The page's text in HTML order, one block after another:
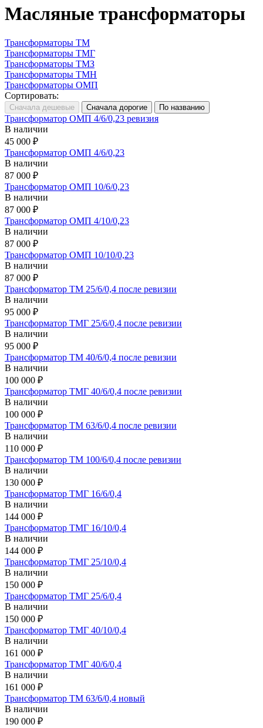
Масляные трансформаторы
Трансформаторы ТМ
Трансформаторы ТМГ
Трансформаторы ТМЗ
Трансформаторы ТМН
Трансформаторы ОМП
Сортировать:
Трансформатор ОМП 4/6/0,23 ревизия
В наличии
45 000 ₽
Трансформатор ОМП 4/6/0,23
В наличии
87 000 ₽
Трансформатор ОМП 10/6/0,23
В наличии
87 000 ₽
Трансформатор ОМП 4/10/0,23
В наличии
87 000 ₽
Трансформатор ОМП 10/10/0,23
В наличии
87 000 ₽
Трансформатор ТМ 25/6/0,4 после ревизии
В наличии
95 000 ₽
Трансформатор ТМГ 25/6/0,4 после ревизии
В наличии
95 000 ₽
Трансформатор ТМ 40/6/0,4 после ревизии
В наличии
100 000 ₽
Трансформатор ТМГ 40/6/0,4 после ревизии
В наличии
100 000 ₽
Трансформатор ТМ 63/6/0,4 после ревизии
В наличии
110 000 ₽
Трансформатор ТМ 100/6/0,4 после ревизии
В наличии
130 000 ₽
Трансформатор ТМГ 16/6/0,4
В наличии
144 000 ₽
Трансформатор ТМГ 16/10/0,4
В наличии
144 000 ₽
Трансформатор ТМГ 25/10/0,4
В наличии
150 000 ₽
Трансформатор ТМГ 25/6/0,4
В наличии
150 000 ₽
Трансформатор ТМГ 40/10/0,4
В наличии
161 000 ₽
Трансформатор ТМГ 40/6/0,4
В наличии
161 000 ₽
Трансформатор ТМ 63/6/0,4 новый
В наличии
190 000 ₽